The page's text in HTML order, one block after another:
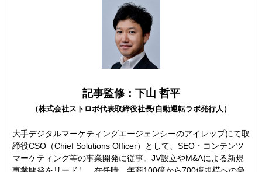
記事監修：下山 哲平
（株式会社ストロボ代表取締役社長/自動運転ラボ発行人）
大手デジタルマーケティングエージェンシーのアイレップにて取
締役CSO（Chief Solutions Officer）として、SEO・コンテンツ
マーケティング等の事業開発に従事。JV設立やM&Aによる新規